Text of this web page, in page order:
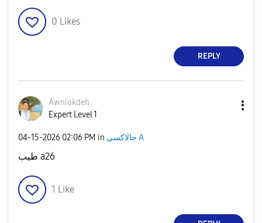
0 Likes
REPLY
Awniokdeh
Expert Level 1
‎04-15-2026 02:06 PM in جالاكسى A
طيب a26
1 Like